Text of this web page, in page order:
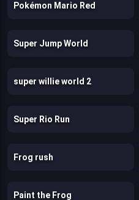
Pokémon Mario Red
Super Jump World
super willie world 2
Super Rio Run
Frog rush
Paint the Frog